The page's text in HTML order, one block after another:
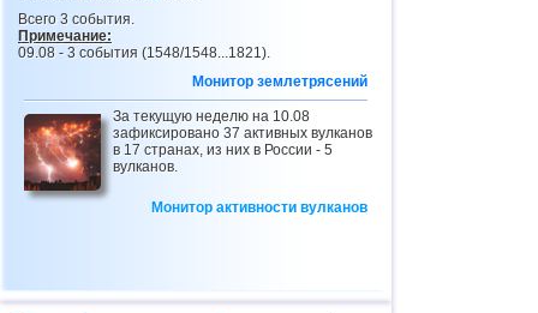
Всего 3 события.
Примечание:
09.08 - 3 события (1548/1548...1821).
Монитор землетрясений
За текущую неделю на 10.08
зафиксировано 37 активных вулканов
в 17 странах, из них в России - 5
вулканов.
Монитор активности вулканов